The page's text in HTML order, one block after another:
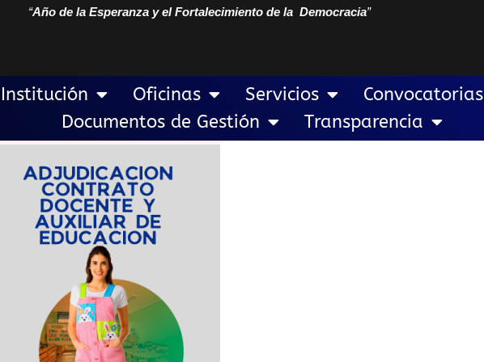
“Año de la Esperanza y el Fortalecimiento de la Democracia”
Institución Oficinas Servicios
Convocatorias
Documentos de Gestión
Transparencia